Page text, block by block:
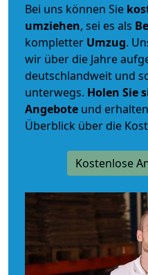
Bei uns können Sie
umziehen, sei es als
kompletter Umzug.
wir über die Jahre
deutschlandweit und
unterwegs. Holen Sie
Angebote und
Überblick über die
Kostenlose